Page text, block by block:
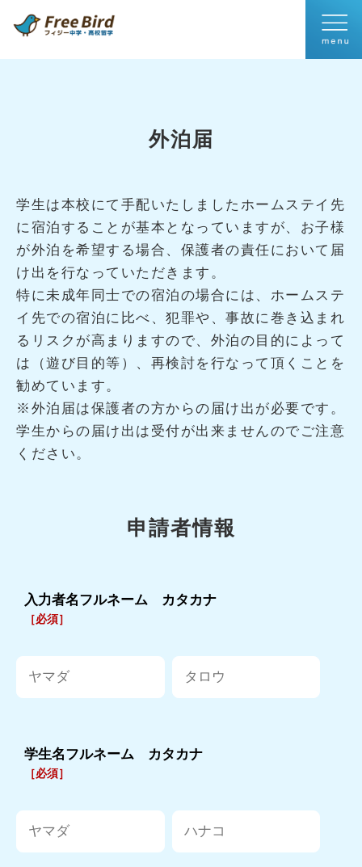
外泊届
学生は本校にて手配いたしましたホームステイ先
に宿泊することが基本となっていますが、お子様
が外泊を希望する場合、保護者の責任において届
け出を行なっていただきます。
特に未成年同士での宿泊の場合には、ホームステ
イ先での宿泊に比べ、犯罪や、事故に巻き込まれ
るリスクが高まりますので、外泊の目的によって
は（遊び目的等）、再検討を行なって頂くことを
勧めています。
※外泊届は保護者の方からの届け出が必要です。
学生からの届け出は受付が出来ませんのでご注意
ください。
申請者情報
入力者名フルネーム カタカナ
［必須］
学生名フルネーム カタカナ
［必須］